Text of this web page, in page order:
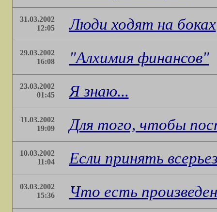
31.03.2002
12:05
Люди ходят на боках
29.03.2002
16:08
"Алхимия финансов"
23.03.2002
01:45
Я знаю...
11.03.2002
19:09
Для того, чтобы
10.03.2002
11:04
Если принять
03.03.2002
15:36
Что есть